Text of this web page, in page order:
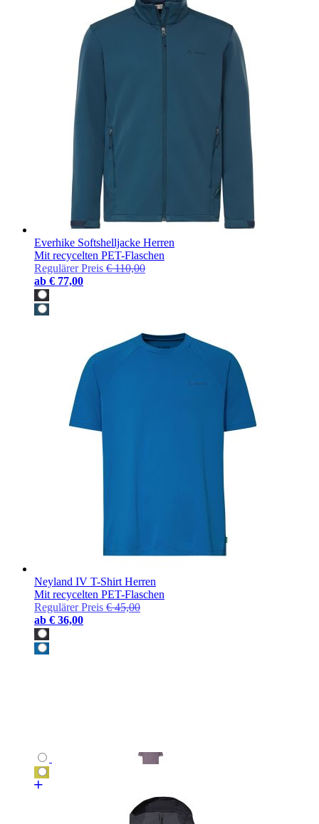
Everhike Softshelljacke Herren
Mit recycelten PET-Flaschen
Regulärer Preis € 110,00
ab € 77,00
Neyland IV T-Shirt Herren
Mit recycelten PET-Flaschen
Regulärer Preis € 45,00
ab € 36,00